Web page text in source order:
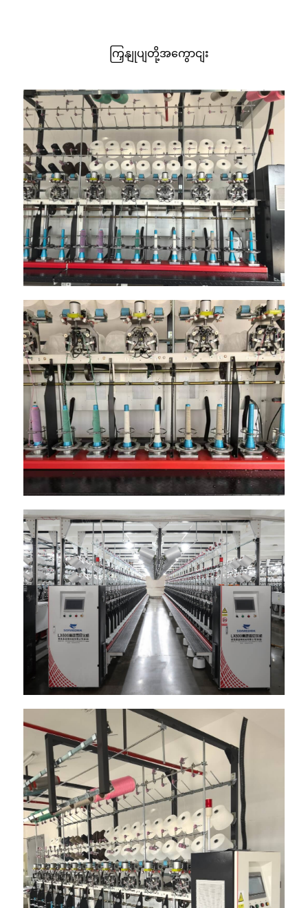
ကြှနျုပျတို့အကွောငျး